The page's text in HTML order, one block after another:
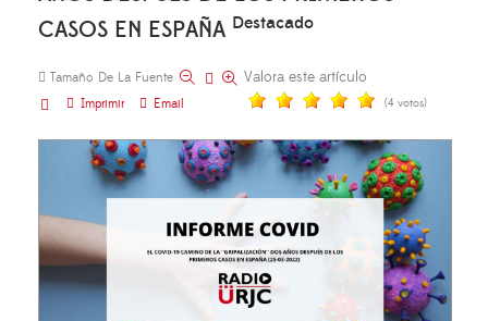
CASOS EN ESPAÑA Destacado
Tamaño De La Fuente
Imprimir
Email
Valora este artículo
(4 votos)